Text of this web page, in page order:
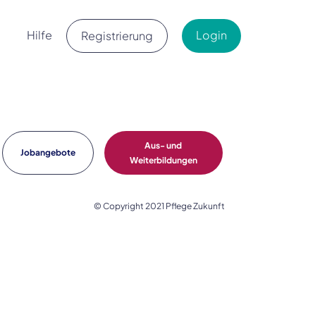
Hilfe Registrierung Login
Jobangebote
Aus- und
Weiterbildungen
© Copyright 2021 Pflege Zukunft